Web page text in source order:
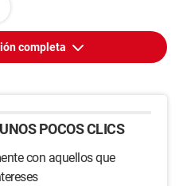
completa
POCOS CLICS
con aquellos que